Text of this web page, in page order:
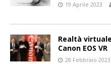
19 Aprile 2023
Realtà
Canon EOS VR
28 Febbraio 2023